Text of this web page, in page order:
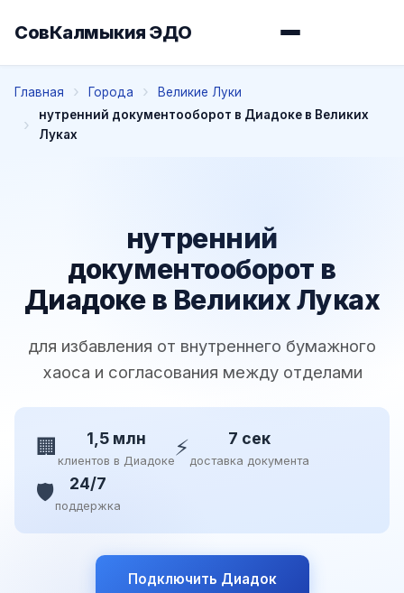
СовКалмыкия ЭДО
Главная Города
Великие Луки
нутренний документооборот в Диадоке в Великих
Луках
нутренний
документооборот в
Диадоке в Великих Луках
для избавления от внутреннего бумажного
хаоса и согласования между отделами
🏢 1,5 млн
клиентов в Диадоке⚡ 7 сек
доставка документа
🛡️ 24/7
поддержка
Подключить Диадок